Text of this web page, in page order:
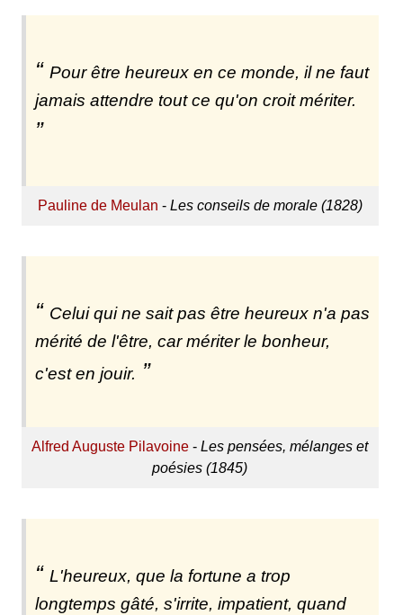
Pour être heureux en ce monde, il ne faut
jamais attendre tout ce qu'on croit mériter.
Pauline de Meulan - Les conseils de morale (1828)
Celui qui ne sait pas être heureux n'a pas
mérité de l'être, car mériter le bonheur,
c'est en jouir.
Alfred Auguste Pilavoine -Les pensées, mélanges et
poésies (1845)
L'heureux, que la fortune a trop
longtemps gâté, s'irrite, impatient, quand